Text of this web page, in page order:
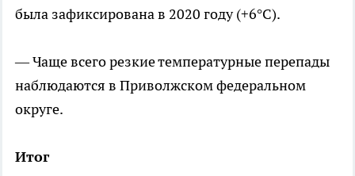
была зафиксирована в 2020 году (+6°C).
— Чаще всего резкие температурные перепады
наблюдаются в Приволжском федеральном
округе.
Итог